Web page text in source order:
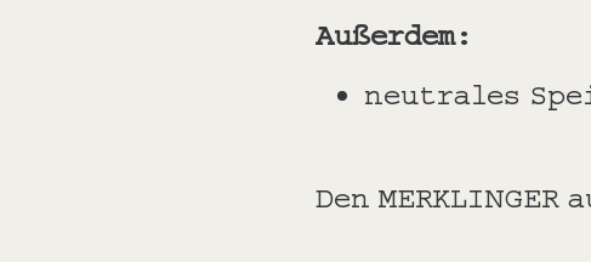
Außerdem:
neutrales
Den